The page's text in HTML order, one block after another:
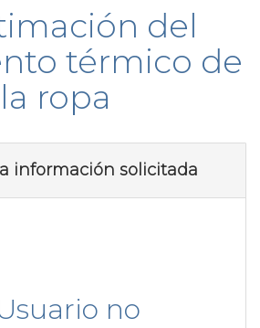
del
térmico de
la ropa
información solicitada
no